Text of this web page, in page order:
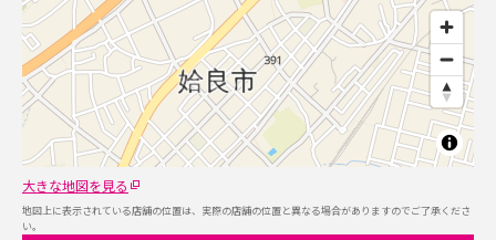
大きな地図を見る
地図上に表示されている店舗の位置は、実際の店舗の位置と異なる場合がありますのでご了承くださ
い。